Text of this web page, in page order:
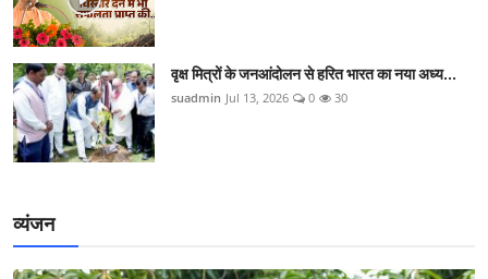
वृक्ष मित्रों के जनआंदोलन से हरित भारत का नया अध्य...
suadmin Jul 13, 2026 0 30
व्यंजन